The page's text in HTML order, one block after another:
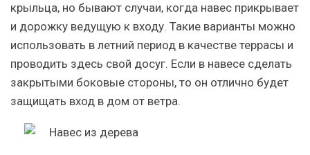
крыльца, но бывают случаи, когда навес прикрывает
и дорожку ведущую к входу. Такие варианты можно
использовать в летний период в качестве террасы и
проводить здесь свой досуг. Если в навесе сделать
закрытыми боковые стороны, то он отлично будет
защищать вход в дом от ветра.